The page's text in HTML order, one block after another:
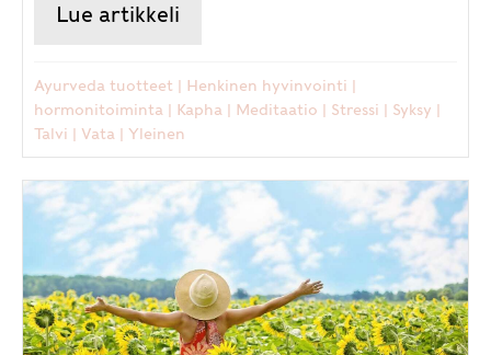
Lue artikkeli
Ayurveda tuotteet | Henkinen hyvinvointi |
hormonitoiminta | Kapha | Meditaatio | Stressi | Syksy |
Talvi | Vata | Yleinen